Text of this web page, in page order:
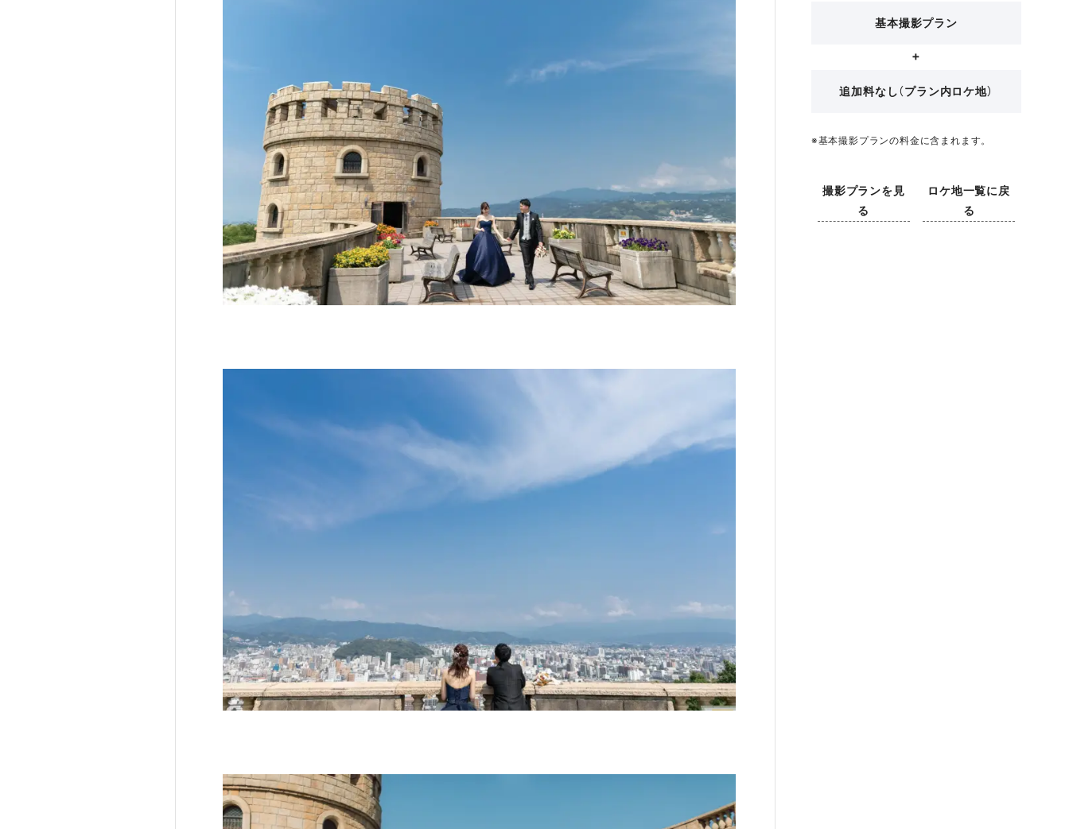
基本撮影プラン
追加料なし（プラン内ロケ地）
※基本撮影プランの料金に含まれます。
撮影プランを見
る
ロケ地一覧に戻
る